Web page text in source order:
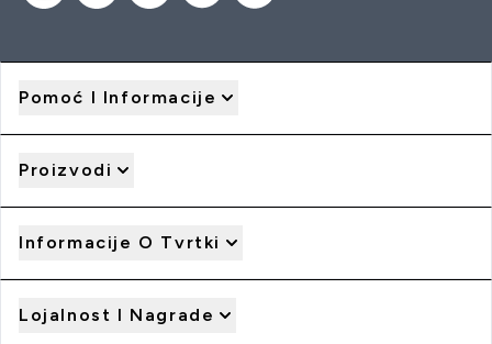
Pomoć I Informacije
Proizvodi
Informacije O Tvrtki
Lojalnost I Nagrade